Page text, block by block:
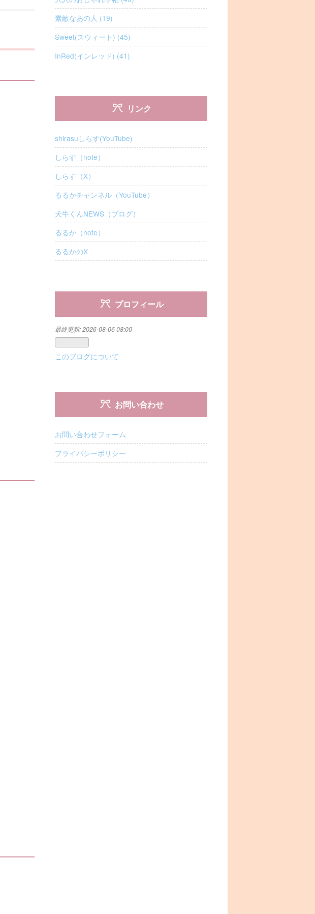
素敵なあの人 (19)
Sweet(スウィート) (45)
InRed(インレッド) (41)
リンク
shirasuしらす(YouTube)
しらす（note）
しらす（X）
るるかチャンネル（YouTube）
犬牛くんNEWS（ブログ）
るるか（note）
るるかのX
プロフィール
最終更新:2026-08-06 08:00
このブログについて
お問い合わせ
お問い合わせフォーム
プライバシーポリシー